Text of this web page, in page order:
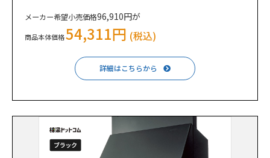
メーカー希望小売価格96,910円が
商品本体価格54,311円 (税込)
詳細はこちらから